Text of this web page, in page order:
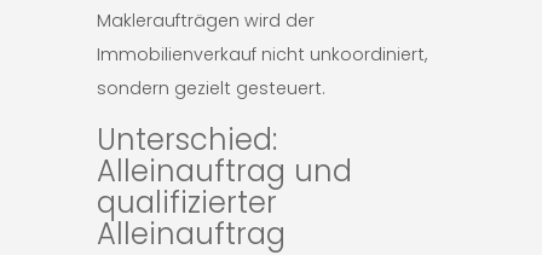
Makleraufträgen wird der
Immobilienverkauf nicht unkoordiniert,
sondern gezielt gesteuert.
Unterschied:
Alleinauftrag und
qualifizierter
Alleinauftrag